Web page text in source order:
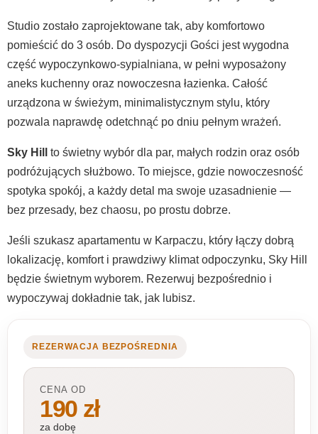
Studio zostało zaprojektowane tak, aby komfortowo
pomieścić do 3 osób. Do dyspozycji Gości jest wygodna
część wypoczynkowo-sypialniana, w pełni wyposażony
aneks kuchenny oraz nowoczesna łazienka. Całość
urządzona w świeżym, minimalistycznym stylu, który
pozwala naprawdę odetchnąć po dniu pełnym wrażeń.
Sky Hill
to świetny wybór dla par, małych rodzin oraz osób
podróżujących służbowo. To miejsce, gdzie nowoczesność
spotyka spokój, a każdy detal ma swoje uzasadnienie —
bez przesady, bez chaosu, po prostu dobrze.
Jeśli szukasz apartamentu w Karpaczu, który łączy dobrą
lokalizację, komfort i prawdziwy klimat odpoczynku, Sky Hill
będzie świetnym wyborem. Rezerwuj bezpośrednio i
wypoczywaj dokładnie tak, jak lubisz.
REZERWACJA BEZPOŚREDNIA
CENA OD
190 zł
za dobę